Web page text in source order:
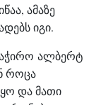
ამაზე
იგი.
ალბერტ
როცა
და მათი